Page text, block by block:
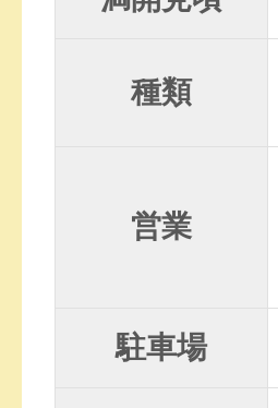
種類
営業
駐車場